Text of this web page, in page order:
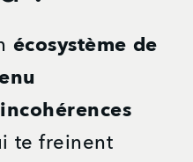
écosystème de
incohérences
te freinent